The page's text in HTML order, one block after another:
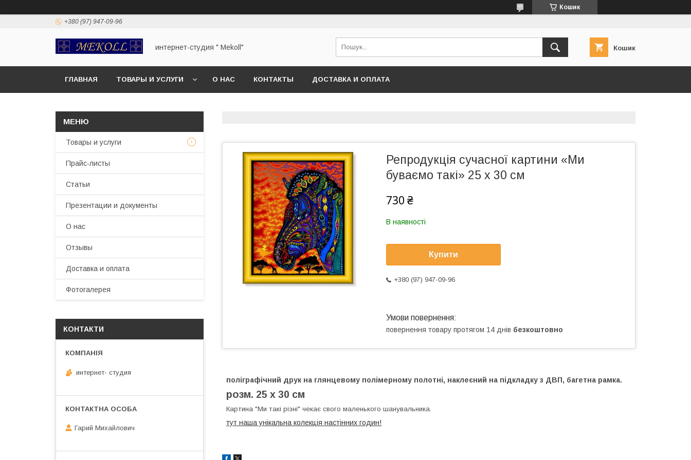
Кошик
+380 (97) 947-09-96
интернет-студия " Mekoll" Кошик
ГЛАВНАЯ ТОВАРЫ И УСЛУГИ О НАС КОНТАКТЫ ДОСТАВКА И ОПЛАТА
Репродукція сучасної картини «Ми
буваємо такі» 25 х 30 см
730 ₴
В наявності
Купити
+380 (97) 947-09-96
повернення товару протягом 14 днів безкоштовно
поліграфічний друк на глянцевому полімерному полотні, наклеєний на підкладку з ДВП, багетна рамка.
розм. 25 х 30 см
Картина "Ми такі різні" чекає свого маленького шанувальника.
тут наша унікальна колекція настінних годин!
Товары и услуги
Прайс-листы
Статьи
Презентации и документы
О нас
Отзывы
Доставка и оплата
Фотогалерея
КОНТАКТИ
интернет- студия
Гарий Михайлович